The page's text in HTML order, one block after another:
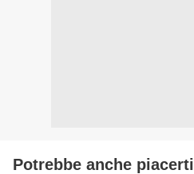
Potrebbe anche piacerti